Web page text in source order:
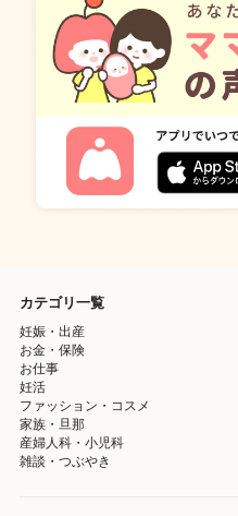
カテゴリ一覧
妊娠・出産
お金・保険
お仕事
妊活
ファッション・コスメ
家族・旦那
産婦人科・小児科
雑談・つぶやき